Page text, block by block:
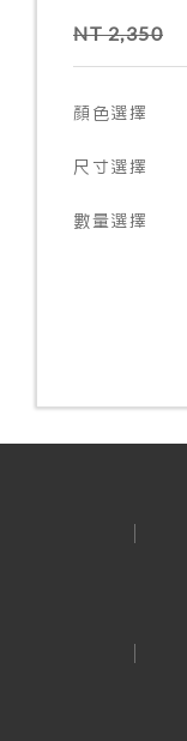
NT 2,350
顏色選擇
尺寸選擇
數量選擇